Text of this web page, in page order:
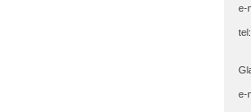
e-
e-